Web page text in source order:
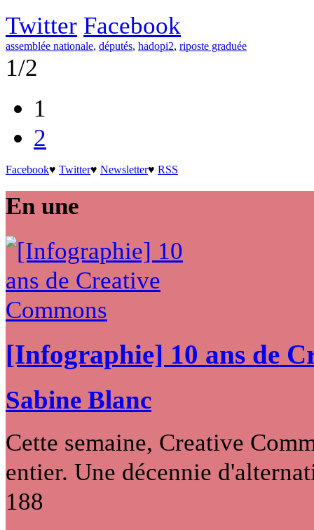
Twitter Facebook
assemblée nationale, députés, hadopi2, riposte graduée
1/2
1
2
Facebook♥ Twitter♥ Newsletter♥ RSS
En une
[Infographie] 10 ans de
Sabine Blanc
Cette semaine, Creative
entier. Une décennie
188